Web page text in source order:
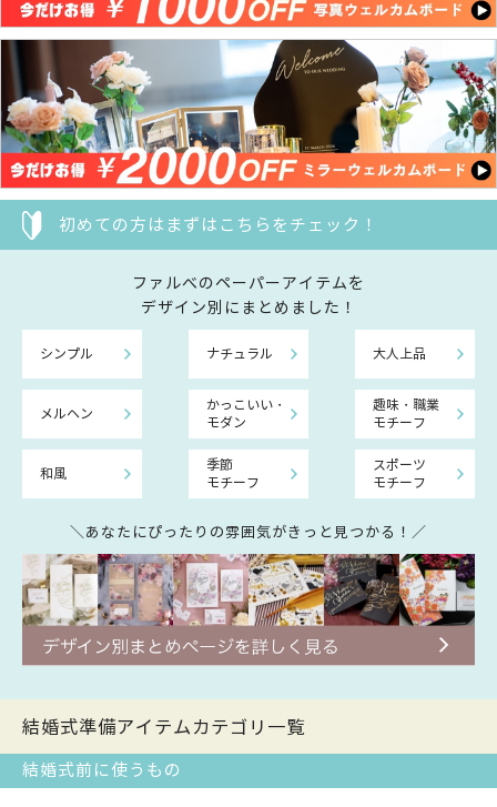
初めての方はまずはこちらをチェック！
ファルべのペーパーアイテムを
デザイン別にまとめました！
シンプル ナチュラル 大人上品
メルヘン
かっこいい・
モダン
趣味・職業
モチーフ
和風
季節
モチーフ
スポーツ
モチーフ
＼あなたにぴったりの雰囲気がきっと見つかる！／
結婚式準備アイテムカテゴリ一覧
結婚式前に使うもの